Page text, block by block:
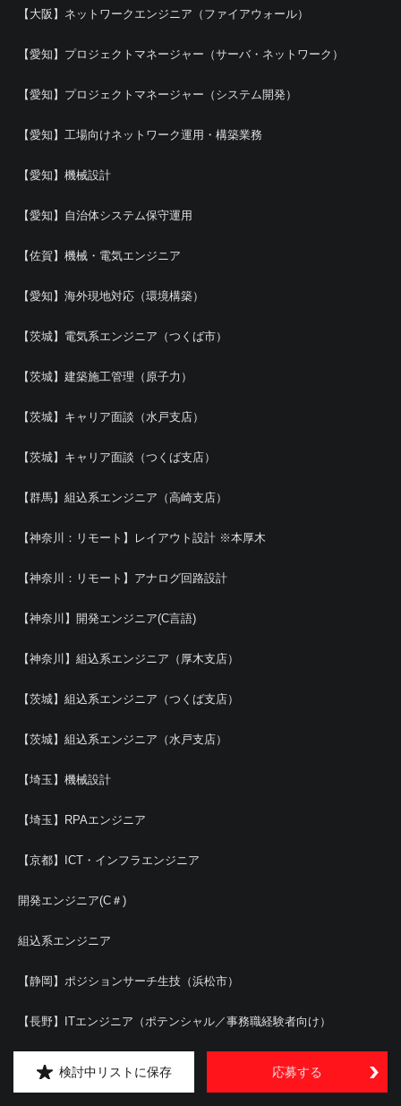
【大阪】ネットワークエンジニア（ファイアウォール）
【愛知】プロジェクトマネージャー（サーバ・ネットワーク）
【愛知】プロジェクトマネージャー（システム開発）
【愛知】工場向けネットワーク運用・構築業務
【愛知】機械設計
【愛知】自治体システム保守運用
【佐賀】機械・電気エンジニア
【愛知】海外現地対応（環境構築）
【茨城】電気系エンジニア（つくば市）
【茨城】建築施工管理（原子力）
【茨城】キャリア面談（水戸支店）
【茨城】キャリア面談（つくば支店）
【群馬】組込系エンジニア（高崎支店）
【神奈川：リモート】レイアウト設計 ※本厚木
【神奈川：リモート】アナログ回路設計
【神奈川】開発エンジニア(C言語)
【神奈川】組込系エンジニア（厚木支店）
【茨城】組込系エンジニア（つくば支店）
【茨城】組込系エンジニア（水戸支店）
【埼玉】機械設計
【埼玉】RPAエンジニア
【京都】ICT・インフラエンジニア
開発エンジニア(C＃)
組込系エンジニア
【静岡】ポジションサーチ生技（浜松市）
【長野】ITエンジニア（ポテンシャル／事務職経験者向け）
【茨城】衛星画像データ解析エンジニア
検討中リストに保存 応募する